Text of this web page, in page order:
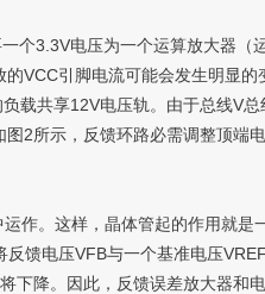
3.3V电压为一个运算放大器（
VCC引脚电流可能会发生明显
共享12V电压轨。由于总线V
2所示，反馈环路必需调整顶端
。这样，晶体管起的作用就是
馈电压VFB与一个基准电压
下降。因此，反馈误差放大器和